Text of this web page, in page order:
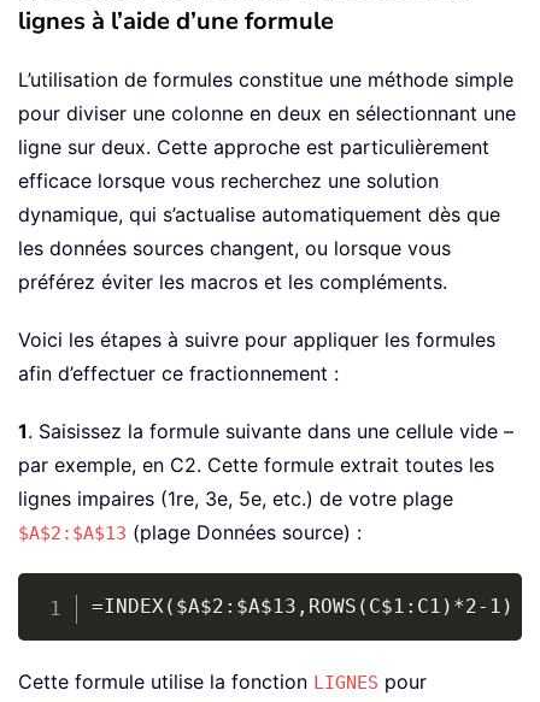
lignes à l’aide d’une formule
L’utilisation de formules constitue une méthode simple
pour diviser une colonne en deux en sélectionnant une
ligne sur deux. Cette approche est particulièrement
efficace lorsque vous recherchez une solution
dynamique, qui s’actualise automatiquement dès que
les données sources changent, ou lorsque vous
préférez éviter les macros et les compléments.
Voici les étapes à suivre pour appliquer les formules
afin d’effectuer ce fractionnement :
1. Saisissez la formule suivante dans une cellule vide –
par exemple, en C2. Cette formule extrait toutes les
lignes impaires (1re, 3e, 5e, etc.) de votre plage
$A$2:$A$13 (plage Données source) :
=INDEX($A$2:$A$13,ROWS(C$1:C1)*2-1)
Copy
Cette formule utilise la fonction LIGNES pour